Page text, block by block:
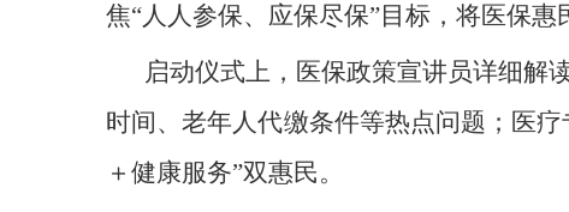
焦“人人参保、应保尽保”目标，将医保惠
启动仪式上，医保政策宣讲员详细解
时间、老年人代缴条件等热点问题；医
＋健康服务”双惠民。